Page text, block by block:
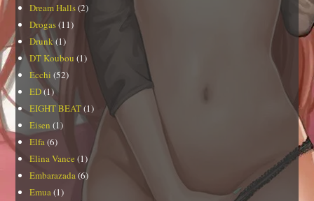
Dream Halls(2)
Drogas(11)
Drunk(1)
DT Koubou (1)
Ecchi (52)
ED(1)
EIGHT BEAT(1)
Eisen (1)
Elfa(6)
Elina Vance (1)
Embarazada(6)
Emua(1)